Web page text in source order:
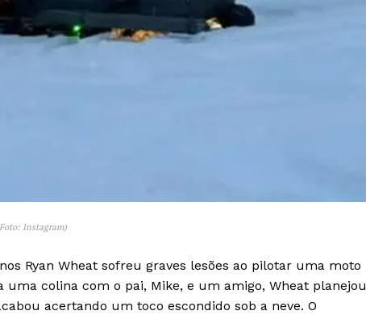
Instagram)
Ryan Wheat sofreu graves lesões ao pilotar uma moto
uma colina com o pai, Mike, e um amigo, Wheat planejou
acertando um toco escondido sob a neve. O